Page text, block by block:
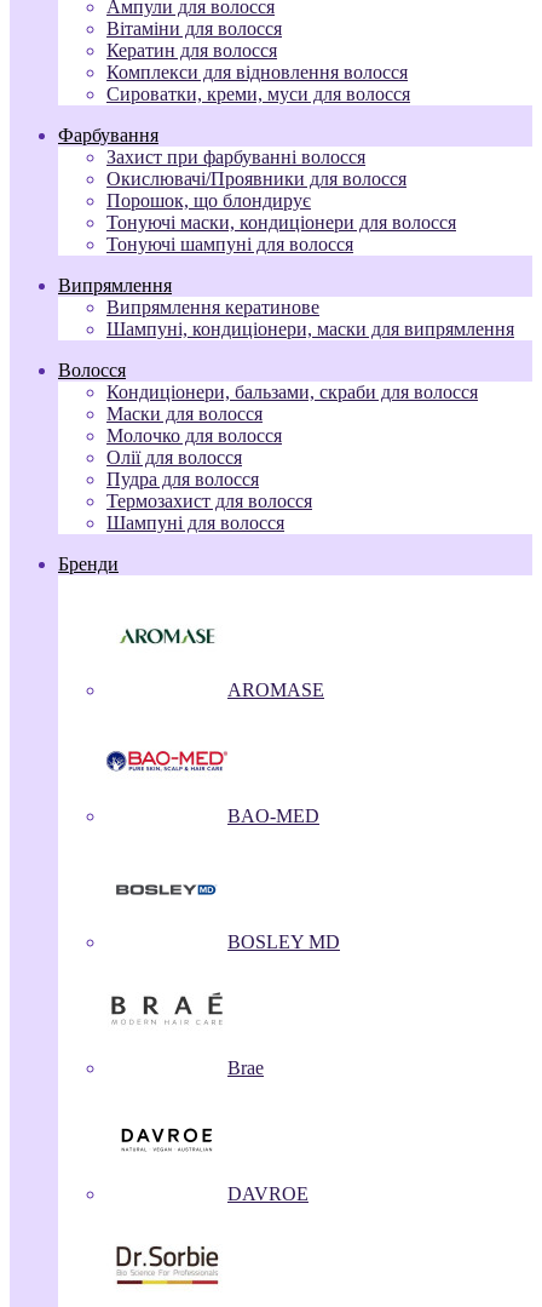
Ампули для волосся
Вітаміни для волосся
Кератин для волосся
Комплекси для відновлення волосся
Сироватки, креми, муси для волосся
Фарбування
Захист при фарбуванні волосся
Окислювачі/Проявники для волосся
Порошок, що блондирує
Тонуючі маски, кондиціонери для волосся
Тонуючі шампуні для волосся
Випрямлення
Випрямлення кератинове
Шампуні, кондиціонери, маски для випрямлення
Волосся
Кондиціонери, бальзами, скраби для волосся
Маски для волосся
Молочко для волосся
Олії для волосся
Пудра для волосся
Термозахист для волосся
Шампуні для волосся
Бренди
AROMASE
BAO-MED
BOSLEY MD
Brae
DAVROE